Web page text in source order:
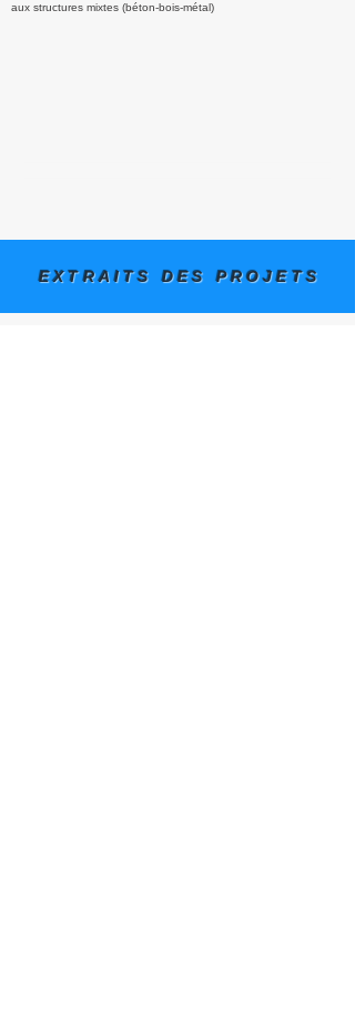
aux structures mixtes (béton-bois-métal)
EXTRAITS DES PROJETS